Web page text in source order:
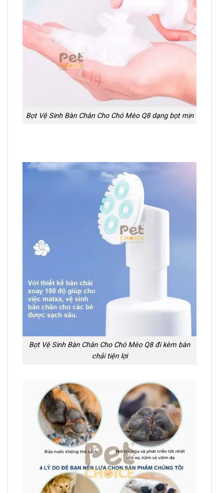
Bọt Vệ Sinh Bàn Chân Cho Chó Mèo Q8 dạng bọt mịn
Bọt Vệ Sinh Bàn Chân Cho Chó Mèo Q8 đi kèm bàn
chải tiện lợi